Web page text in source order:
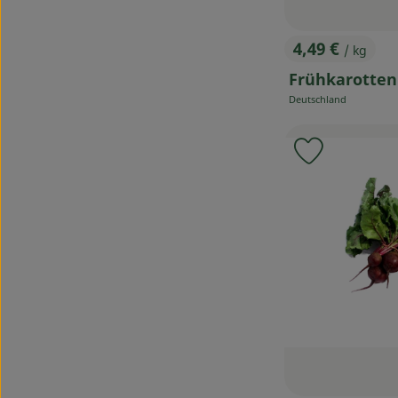
, Preis:
4,49 € / kg
Frühkarotten
, Herkunft:
Deutschland
Produkt